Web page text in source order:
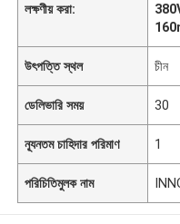
লক্ষণীয় করা:
380V
উৎপত্তি স্থল চীন
ডেলিভারি সময় 30
ন্যূনতম চাহিদার পরিমাণ 1
পরিচিতিমুলক নাম